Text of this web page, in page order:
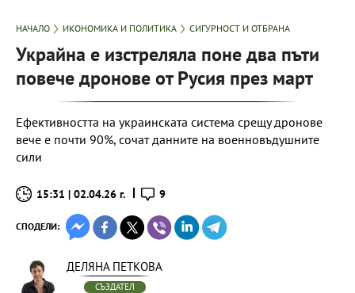
НАЧАЛО ИКОНОМИКА И ПОЛИТИКА СИГУРНОСТ И ОТБРАНА
Украйна е изстреляла поне два пъти
повече дронове от Русия през март
Ефективността на украинската система срещу дронове
вече е почти 90%, сочат данните на военновъдушните
сили
15:31 | 02.04.26 г. 9
СПОДЕЛИ:
ДЕЛЯНА ПЕТКОВА
СЪЗДАТЕЛ